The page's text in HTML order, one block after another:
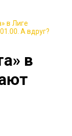
в Лиге
А вдруг?
в